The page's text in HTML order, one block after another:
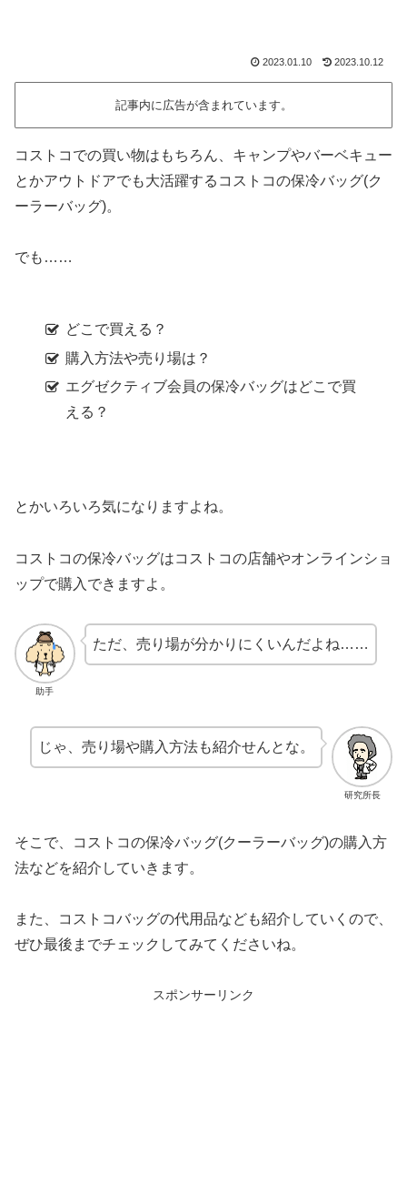
2023.01.10 2023.10.12
記事内に広告が含まれています。
コストコでの買い物はもちろん、キャンプやバーベキュー
とかアウトドアでも大活躍するコストコの保冷バッグ(ク
ーラーバッグ)。
でも……
どこで買える？
購入方法や売り場は？
エグゼクティブ会員の保冷バッグはどこで買
える？
とかいろいろ気になりますよね。
コストコの保冷バッグはコストコの店舗やオンラインショ
ップで購入できますよ。
助手
ただ、売り場が分かりにくいんだよね……
研究所長
じゃ、売り場や購入方法も紹介せんとな。
そこで、コストコの保冷バッグ(クーラーバッグ)の購入方
法などを紹介していきます。
また、コストコバッグの代用品なども紹介していくので、
ぜひ最後までチェックしてみてくださいね。
スポンサーリンク